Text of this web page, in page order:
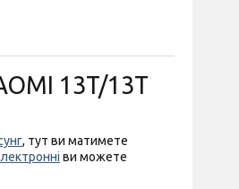
13T/13T
, тут ви матимете
ви можете